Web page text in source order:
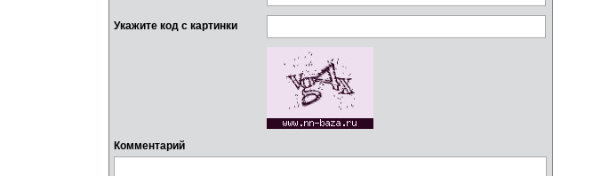
Укажите код с картинки
Комментарий